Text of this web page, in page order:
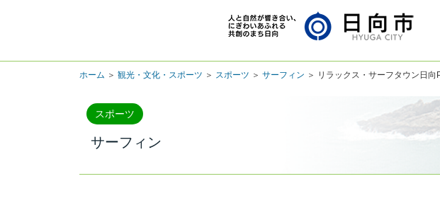
ホーム ＞ 観光・文化・スポーツ ＞ スポーツ ＞ サーフィン ＞ リラックス・サーフタウン日
スポーツ
サーフィン